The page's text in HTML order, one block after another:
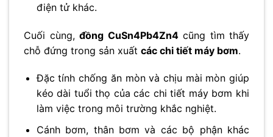
điện tử khác.
Cuối cùng, đồng CuSn4Pb4Zn4cũng tìm thấy
chỗ đứng trong sản xuất các chi tiết máy bơm.
Đặc tính chống ăn mòn và chịu mài mòn giúp
kéo dài tuổi thọ của các chi tiết máy bơm khi
làm việc trong môi trường khắc nghiệt.
Cánh bơm, thân bơm và các bộ phận khác